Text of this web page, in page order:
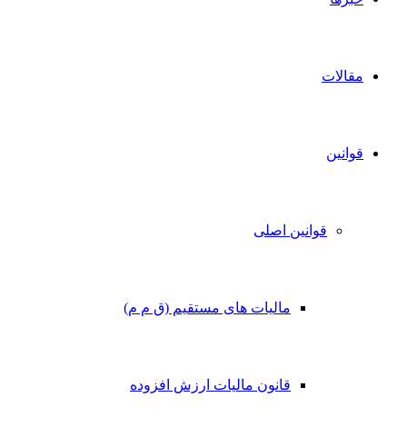
مقالات
قوانین
قوانین اصلی
مالیات های مستقیم (ق م م)
قانون مالیات ارزش افزوده